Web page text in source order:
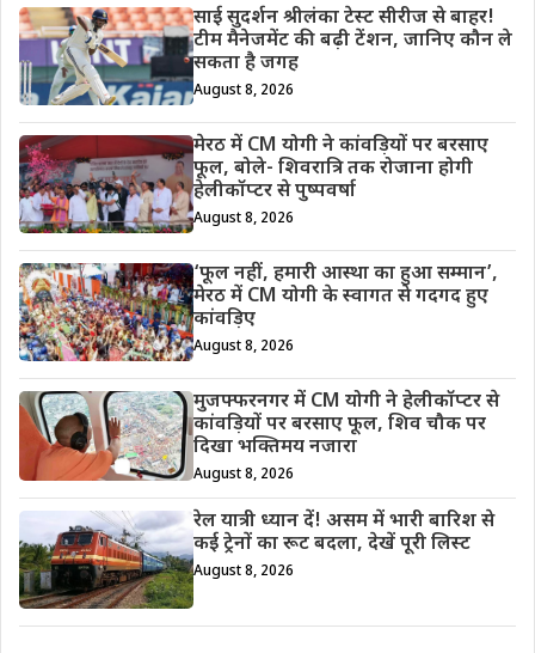
साई सुदर्शन श्रीलंका टेस्ट सीरीज से बाहर!
टीम मैनेजमेंट की बढ़ी टेंशन, जानिए कौन ले
सकता है जगह
August 8, 2026
मेरठ में CM योगी ने कांवड़ियों पर बरसाए
फूल, बोले- शिवरात्रि तक रोजाना होगी
हेलीकॉप्टर से पुष्पवर्षा
August 8, 2026
‘फूल नहीं, हमारी आस्था का हुआ सम्मान’,
मेरठ में CM योगी के स्वागत से गदगद हुए
कांवड़िए
August 8, 2026
मुजफ्फरनगर में CM योगी ने हेलीकॉप्टर से
कांवड़ियों पर बरसाए फूल, शिव चौक पर
दिखा भक्तिमय नजारा
August 8, 2026
रेल यात्री ध्यान दें! असम में भारी बारिश से
कई ट्रेनों का रूट बदला, देखें पूरी लिस्ट
August 8, 2026